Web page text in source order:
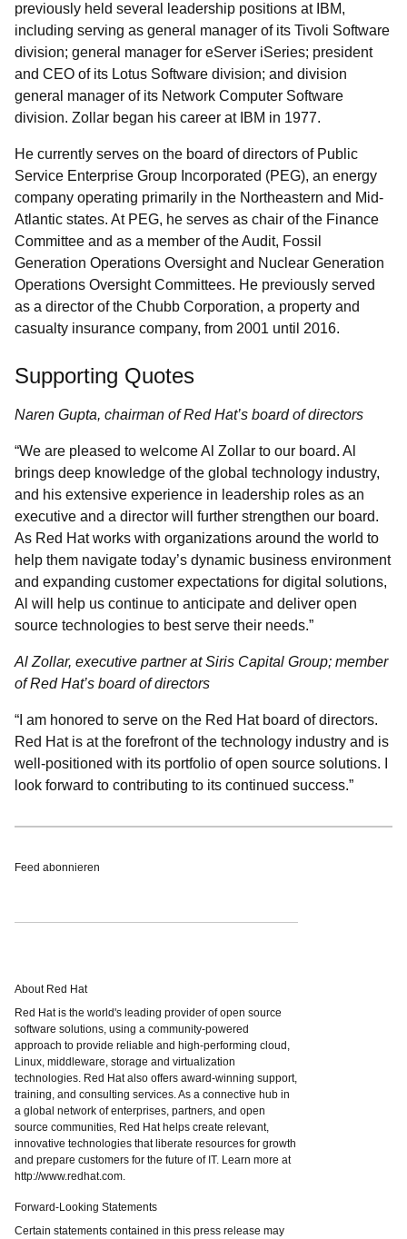
previously held several leadership positions at IBM,
including serving as general manager of its Tivoli Software
division; general manager for eServer iSeries; president
and CEO of its Lotus Software division; and division
general manager of its Network Computer Software
division. Zollar began his career at IBM in 1977.
He currently serves on the board of directors of Public
Service Enterprise Group Incorporated (PEG), an energy
company operating primarily in the Northeastern and Mid-
Atlantic states. At PEG, he serves as chair of the Finance
Committee and as a member of the Audit, Fossil
Generation Operations Oversight and Nuclear Generation
Operations Oversight Committees. He previously served
as a director of the Chubb Corporation, a property and
casualty insurance company, from 2001 until 2016.
Supporting Quotes
Naren Gupta, chairman of Red Hat’s board of directors
“We are pleased to welcome Al Zollar to our board. Al
brings deep knowledge of the global technology industry,
and his extensive experience in leadership roles as an
executive and a director will further strengthen our board.
As Red Hat works with organizations around the world to
help them navigate today’s dynamic business environment
and expanding customer expectations for digital solutions,
Al will help us continue to anticipate and deliver open
source technologies to best serve their needs.”
Al Zollar, executive partner at Siris Capital Group; member
of Red Hat’s board of directors
“I am honored to serve on the Red Hat board of directors.
Red Hat is at the forefront of the technology industry and is
well-positioned with its portfolio of open source solutions. I
look forward to contributing to its continued success.”
Feed abonnieren
About Red Hat
Red Hat is the world's leading provider of open source
software solutions, using a community-powered
approach to provide reliable and high-performing cloud,
Linux, middleware, storage and virtualization
technologies. Red Hat also offers award-winning support,
training, and consulting services. As a connective hub in
a global network of enterprises, partners, and open
source communities, Red Hat helps create relevant,
innovative technologies that liberate resources for growth
and prepare customers for the future of IT. Learn more at
http://www.redhat.com.
Forward-Looking Statements
Certain statements contained in this press release may